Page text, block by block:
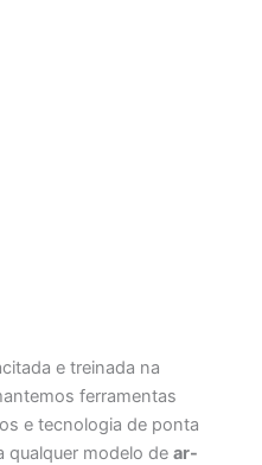
e treinada na
ferramentas
e tecnologia de ponta
qualquer modelo dear-